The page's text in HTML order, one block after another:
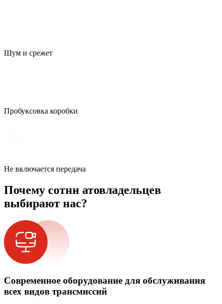
Шум и срежет
Пробуксовка коробки
Не включается передача
Почему сотни атовладельцев
выбирают нас?
Современное оборудование для обслуживания
всех видов трансмиссий